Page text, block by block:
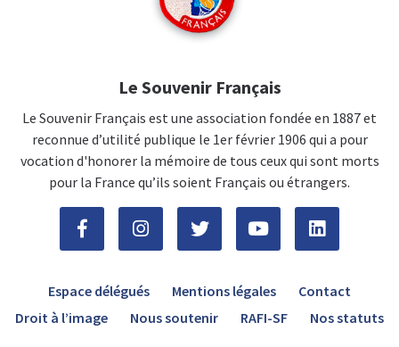
Le Souvenir Français
Le Souvenir Français est une association fondée en 1887 et
reconnue d’utilité publique le 1er février 1906 qui a pour
vocation d'honorer la mémoire de tous ceux qui sont morts
pour la France qu’ils soient Français ou étrangers.
Espace délégués Mentions légales
Contact
Droit à l’image
Nous soutenir RAFI-SF Nos statuts